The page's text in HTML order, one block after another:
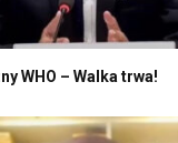
WHO – Walka trwa!